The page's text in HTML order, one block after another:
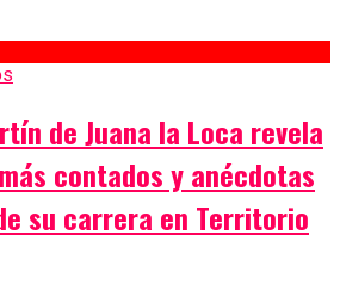
de Juana la Loca revela
contados y anécdotas
su carrera en Territorio